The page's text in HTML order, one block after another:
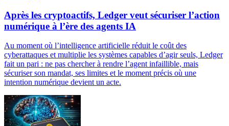
Après les cryptoactifs, Ledger veut sécuriser l’action
numérique à l’ère des agents IA
Au moment où l’intelligence artificielle réduit le coût des
cyberattaques et multiplie les systèmes capables d’agir seuls, Ledger
fait un pari : ne pas chercher à rendre l’agent infaillible, mais
sécuriser son mandat, ses limites et le moment précis où une
intention numérique devient un acte.